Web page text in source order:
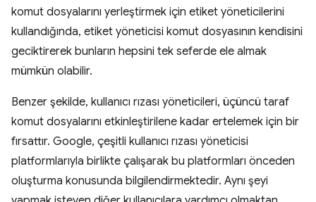
komut dosyalarını yerleştirmek için etiket yöneticilerini
kullandığında, etiket yöneticisi komut dosyasının kendisini
geciktirerek bunların hepsini tek seferde ele almak
mümkün olabilir.
Benzer şekilde, kullanıcı rızası yöneticileri, üçüncü taraf
komut dosyalarını etkinleştirilene kadar ertelemek için bir
fırsattır. Google, çeşitli kullanıcı rızası yöneticisi
platformlarıyla birlikte çalışarak bu platformları önceden
oluşturma konusunda bilgilendirmektedir. Aynı şeyi